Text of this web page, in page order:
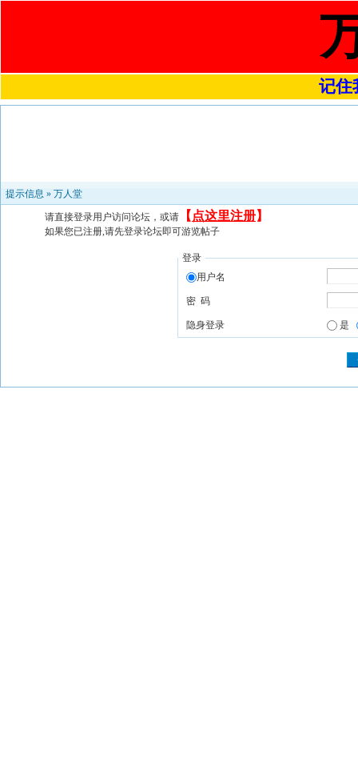
记住
提示信息 » 万人堂
请直接登录用户访问论坛，或请 【 点这里注册】
如果您已注册,请先登录论坛即可游览帖子
登录
用户名
密 码
隐身登录 是